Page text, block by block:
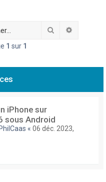
h
r
Rechercher
1 sur 1
iPhone sur
sous Android
PhilCaas « 06 déc. 2023,